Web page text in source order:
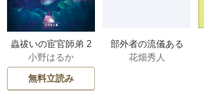
蟲祓いの宦官師弟 2
巻
小野はるか
無料立読み
部外者の流儀ある
日、三木たかしの5
花畑秀人